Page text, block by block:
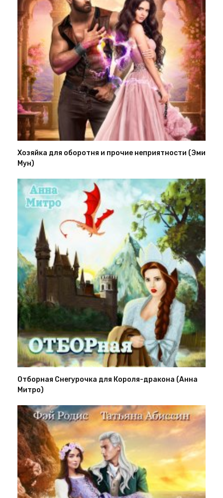
Хозяйка для оборотня и прочие неприятности (Эми
Мун)
Отборная Снегурочка для Короля-дракона (Анна
Митро)